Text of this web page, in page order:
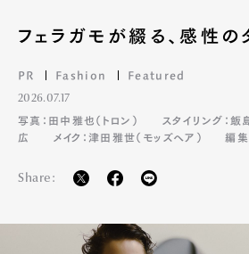
Official Columnist
Pen Meet
Pen international
フェラガモが綴る、感性の
PR Fashion Featured
2026.07.17
写真：田中雅也（トロン）
スタイリング：飯
広
メイク：津田雅世（モッズヘア） 編
Share: